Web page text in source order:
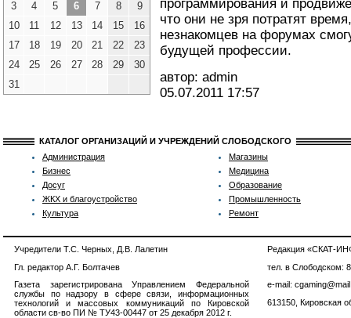
3
4 5 6 7 8
9
10
11 12 13 14 15
16
17
18 19 20 21 22
23
24
25 26 27 28 29
30
31
программирования и
что они не зря потратят
незнакомцев на форумах
будущей профессии.
автор: admin
05.07.2011 17:57
КАТАЛОГ ОРГАНИЗАЦИЙ И УЧРЕЖДЕНИЙ СЛОБОДСКОГО
Администрация
Бизнес
Досуг
ЖКХ и благоустройство
Культура
Магазины
Медицина
Образование
Промышленность
Ремонт
Учредители Т.С. Черных, Д.В. Лалетин
Гл. редактор А.Г. Болтачев
Газета зарегистрирована Управлением Федеральной
службы по надзору в сфере связи, информационных
технологий и массовых коммуникаций по Кировской
области св-во ПИ № ТУ43-00447 от 25 декабря 2012 г.
Редакция «СКАТ-
тел. в Слободском:
e-mail:
613150, Кировская